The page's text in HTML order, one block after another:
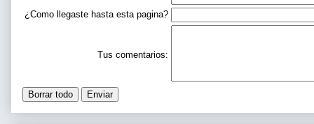
¿Como llegaste hasta esta pagina?
Tus comentarios: